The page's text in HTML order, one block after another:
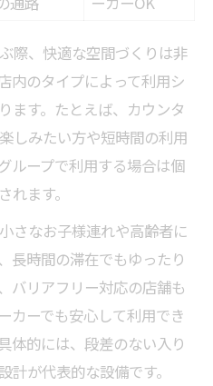
際、快適な空間づくりは非
内のタイプによって利用シ
ます。たとえば、カウンタ
しみたい方や短時間の利用
ループで利用する場合は個
ます。
さなお子様連れや高齢者に
長時間の滞在でもゆったり
バリアフリー対応の店舗も
カーでも安心して利用でき
体的には、段差のない入り
計が代表的な設備です。